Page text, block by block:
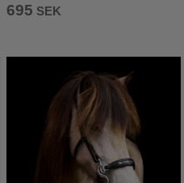
695 SEK